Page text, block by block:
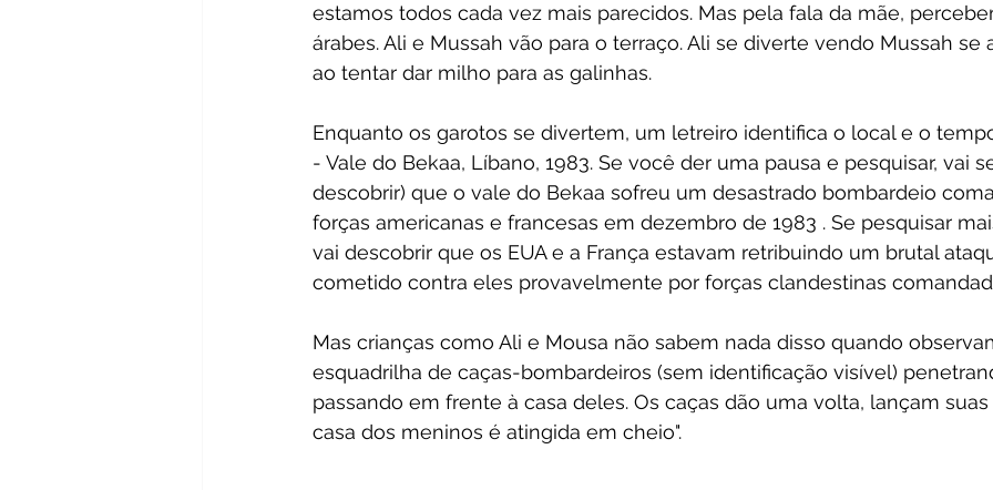
estamos todos cada vez mais parecidos. Mas pela fala da mãe,
árabes. Ali e Mussah vão para o terraço. Ali se diverte vendo Mussah
ao tentar dar milho para as galinhas.
Enquanto os garotos se divertem, um letreiro identifica o local e o
- Vale do Bekaa, Líbano, 1983. Se você der uma pausa e pesquisar, vai
descobrir) que o vale do Bekaa sofreu um desastrado bombardeio
forças americanas e francesas em dezembro de 1983 . Se pesquisar
vai descobrir que os EUA e a França estavam retribuindo um brutal
cometido contra eles provavelmente por forças clandestinas
Mas crianças como Ali e Mousa não sabem nada disso quando
esquadrilha de caças-bombardeiros (sem identificação visível)
passando em frente à casa deles. Os caças dão uma volta, lançam
casa dos meninos é atingida em cheio".